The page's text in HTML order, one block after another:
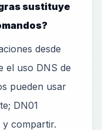
sustituye
desde
el uso DNS de
pueden usar
DN01
y compartir.